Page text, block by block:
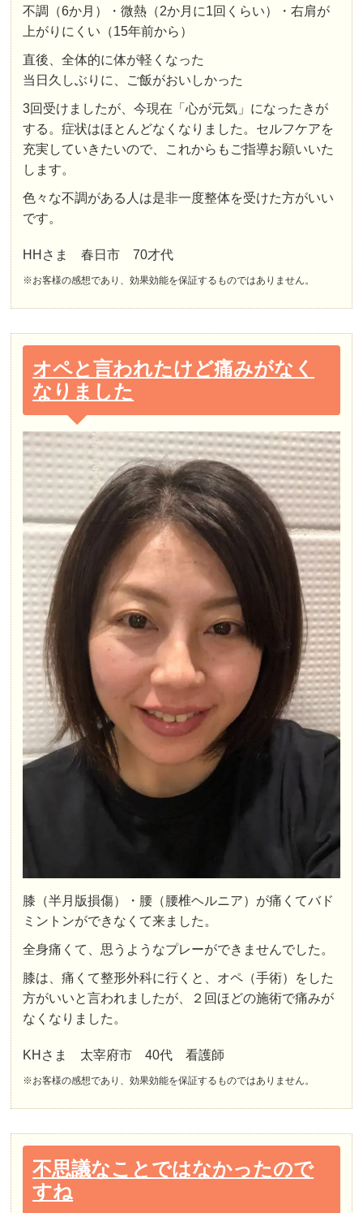
不調（6か月）・微熱（2か月に1回くらい）・右肩が
上がりにくい（15年前から）
直後、全体的に体が軽くなった
当日久しぶりに、ご飯がおいしかった
3回受けましたが、今現在「心が元気」になったきが
する。症状はほとんどなくなりました。セルフケアを
充実していきたいので、これからもご指導お願いいた
します。
色々な不調がある人は是非一度整体を受けた方がいい
です。
HHさま 春日市 70才代
※お客様の感想であり、効果効能を保証するものではありません。
オペと言われたけど痛みがなく
なりました
膝（半月版損傷）・腰（腰椎ヘルニア）が痛くてバド
ミントンができなくて来ました。
全身痛くて、思うようなプレーができませんでした。
膝は、痛くて整形外科に行くと、オペ（手術）をした
方がいいと言われましたが、２回ほどの施術で痛みが
なくなりました。
KHさま 太宰府市 40代 看護師
※お客様の感想であり、効果効能を保証するものではありません。
不思議なことではなかったので
すね